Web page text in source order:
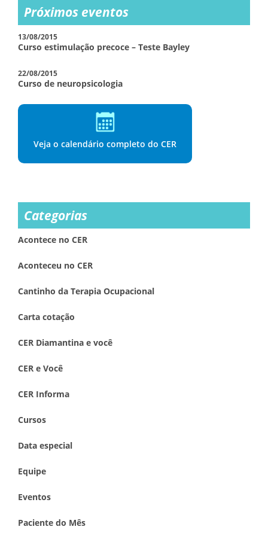
Próximos eventos
13/08/2015
Curso estimulação precoce – Teste Bayley
22/08/2015
Curso de neuropsicologia
Veja o calendário completo do CER
Categorias
Acontece no CER
Aconteceu no CER
Cantinho da Terapia Ocupacional
Carta cotação
CER Diamantina e você
CER e Você
CER Informa
Cursos
Data especial
Equipe
Eventos
Paciente do Mês